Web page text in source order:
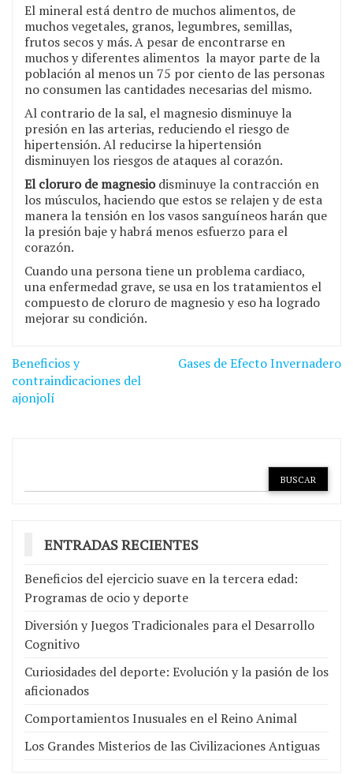
El mineral está dentro de muchos alimentos, de
muchos vegetales, granos, legumbres, semillas,
frutos secos y más. A pesar de encontrarse en
muchos y diferentes alimentos la mayor parte de la
población al menos un 75 por ciento de las personas
no consumen las cantidades necesarias del mismo.
Al contrario de la sal, el magnesio disminuye la
presión en las arterias, reduciendo el riesgo de
hipertensión. Al reducirse la hipertensión
disminuyen los riesgos de ataques al corazón.
El cloruro de magnesiodisminuye la contracción en
los músculos, haciendo que estos se relajen y de esta
manera la tensión en los vasos sanguíneos harán que
la presión baje y habrá menos esfuerzo para el
corazón.
Cuando una persona tiene un problema cardiaco,
una enfermedad grave, se usa en los tratamientos el
compuesto de cloruro de magnesio y eso ha logrado
mejorar su condición.
Navegación
de
entradas
Beneficios y
contraindicaciones del
ajonjolí
Gases de Efecto Invernadero
ENTRADAS RECIENTES
Beneficios del ejercicio suave en la tercera edad:
Programas de ocio y deporte
Diversión y Juegos Tradicionales para el Desarrollo
Cognitivo
Curiosidades del deporte: Evolución y la pasión de los
aficionados
Comportamientos Inusuales en el Reino Animal
Los Grandes Misterios de las Civilizaciones Antiguas